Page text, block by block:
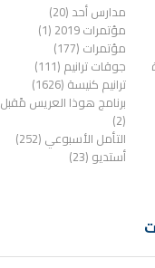
مدارس أحد (20)
مؤتمرات 2019 (1)
مؤتمرات (177)
جوقات ترانيم (111)
ترانيم كنيسة (1626)
برنامج هوذا العريس مًقبل
(2)
التأمل الأسبوعي (252)
أستديو (23)